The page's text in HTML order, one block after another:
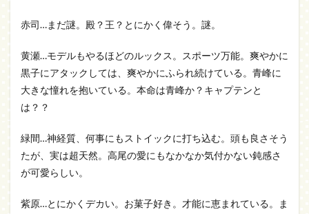
赤司…まだ謎。殿？王？とにかく偉そう。謎。
黄瀬…モデルもやるほどのルックス。スポーツ万能。爽やかに
黒子にアタックしては、爽やかにふられ続けている。青峰に
大きな憧れを抱いている。本命は青峰か？キャプテンと
は？？
緑間…神経質、何事にもストイックに打ち込む。頭も良さそう
たが、実は超天然。高尾の愛にもなかなか気付かない鈍感さ
が可愛らしい。
紫原…とにかくデカい。お菓子好き。才能に恵まれている。ま